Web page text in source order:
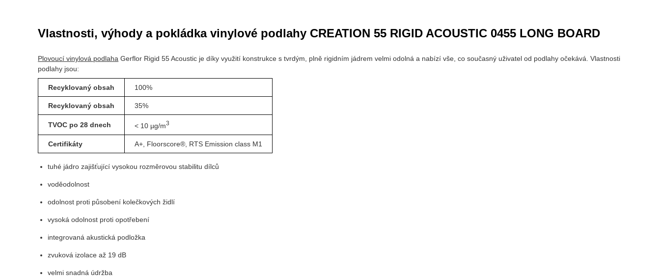
Vlastnosti, výhody a pokládka vinylové podlahy CREATION 55 RIGID ACOUSTIC 0455 LONG BOARD
Plovoucí vinylová podlaha Gerflor Rigid 55 Acoustic je díky využití konstrukce s tvrdým, plně rigidním jádrem velmi odolná a nabízí vše, co současný uživatel od podlahy očekává. Vlastnosti
podlahy jsou:
Recyklovaný obsah 100%
Recyklovaný obsah 35%
TVOC po 28 dnech < 10 µg/m3
Certifikáty A+, Floorscore®, RTS Emission class M1
tuhé jádro zajišťující vysokou rozměrovou stabilitu dílců
voděodolnost
odolnost proti působení kolečkových židlí
vysoká odolnost proti opotřebení
integrovaná akustická podložka
zvuková izolace až 19 dB
velmi snadná údržba